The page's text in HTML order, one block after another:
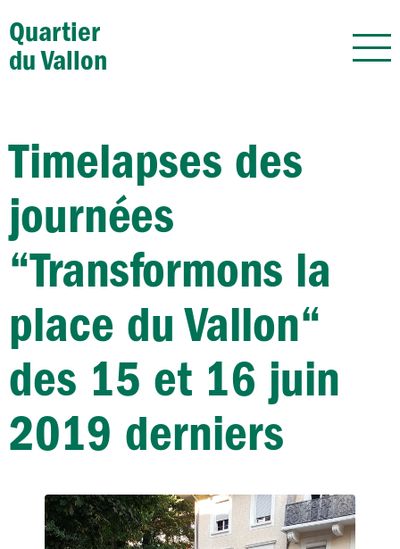
Quartier
du Vallon
Timelapses des
journées
“Transformons la
place du Vallon“
des 15 et 16 juin
2019 derniers